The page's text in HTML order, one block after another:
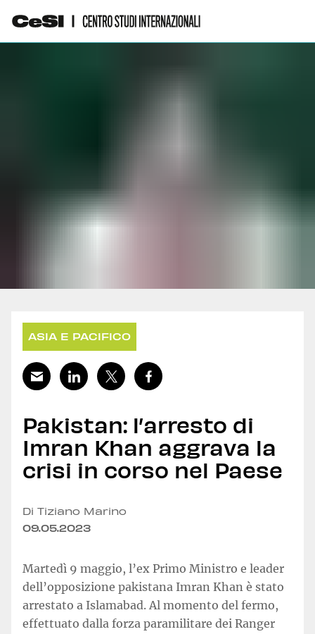
ASIA E PACIFICO
Pakistan: l’arresto di
Imran Khan aggrava la
crisi in corso nel Paese
Di Tiziano Marino
09.05.2023
Martedì 9 maggio, l’ex Primo Ministro e leader
dell’opposizione pakistana Imran Khan è stato
arrestato a Islamabad. Al momento del fermo,
effettuato dalla forza paramilitare dei Ranger